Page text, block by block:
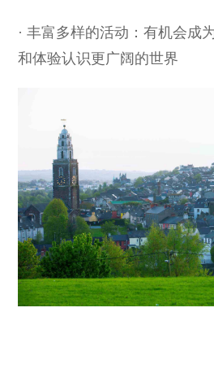
· 丰富多样的活动：有机会成
和体验认识更广阔的世界